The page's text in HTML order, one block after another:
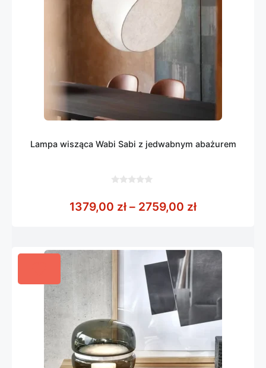
Lampa wisząca Wabi Sabi z jedwabnym abażurem
5
1379,00 zł – 2759,00 złZakres cen: